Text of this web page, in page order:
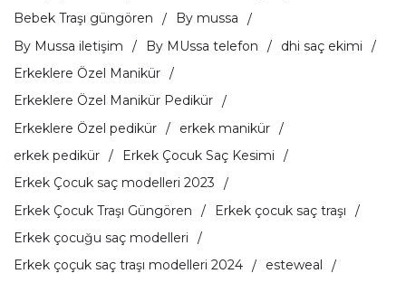
Bebek Traşı güngören
By mussa
By Mussa iletişim
By MUssa telefon
dhi saç ekimi
Erkeklere Özel Manikür
Erkeklere Özel Manikür Pedikür
Erkeklere Özel pedikür
erkek manikür
erkek pedikür
Erkek Çocuk Saç Kesimi
Erkek Çocuk saç modelleri 2023
Erkek Çocuk Traşı Güngören
Erkek çocuk saç traşı
Erkek çocuğu saç modelleri
Erkek çoçuk saç traşı modelleri 2024
esteweal